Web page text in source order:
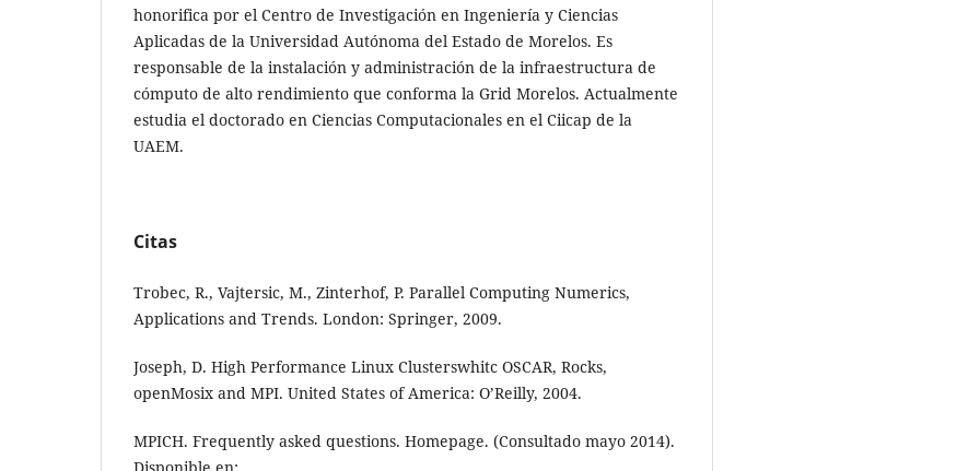
honorifica por el Centro de Investigación en Ingeniería y Ciencias
Aplicadas de la Universidad Autónoma del Estado de Morelos. Es
responsable de la instalación y administración de la infraestructura de
cómputo de alto rendimiento que conforma la Grid Morelos. Actualmente
estudia el doctorado en Ciencias Computacionales en el Ciicap de la
UAEM.
Citas
Trobec, R., Vajtersic, M., Zinterhof, P. Parallel Computing Numerics,
Applications and Trends. London: Springer, 2009.
Joseph, D. High Performance Linux Clusterswhitc OSCAR, Rocks,
openMosix and MPI. United States of America: O’Reilly, 2004.
MPICH. Frequently asked questions. Homepage. (Consultado mayo 2014).